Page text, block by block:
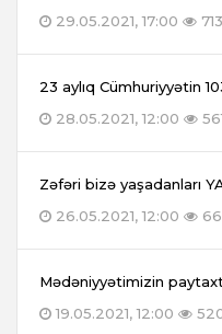
29.05.2021, 17:00
23 aylıq Cümhuriyyətin
28.05.2021, 12:00
Zəfəri bizə yaşadanları
26.05.2021, 12:00
Mədəniyyətimizin
19.05.2021, 12:00